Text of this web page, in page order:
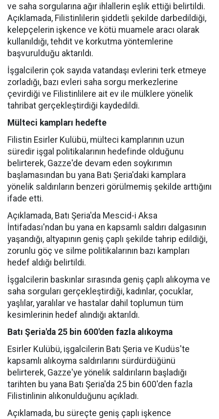
ve saha sorgularına ağır ihlallerin eşlik ettiği belirtildi.
Açıklamada, Filistinlilerin şiddetli şekilde darbedildiği,
kelepçelerin işkence ve kötü muamele aracı olarak
kullanıldığı, tehdit ve korkutma yöntemlerine
başvurulduğu aktarıldı.
İşgalcilerin çok sayıda vatandaşı evlerini terk etmeye
zorladığı, bazı evleri saha sorgu merkezlerine
çevirdiği ve Filistinlilere ait ev ile mülklere yönelik
tahribat gerçekleştirdiği kaydedildi.
Mülteci kampları hedefte
Filistin Esirler Kulübü, mülteci kamplarının uzun
süredir işgal politikalarının hedefinde olduğunu
belirterek, Gazze'de devam eden soykırımın
başlamasından bu yana Batı Şeria'daki kamplara
yönelik saldırıların benzeri görülmemiş şekilde arttığını
ifade etti.
Açıklamada, Batı Şeria'da Mescid-i Aksa
İntifadası'ndan bu yana en kapsamlı saldırı dalgasının
yaşandığı, altyapının geniş çaplı şekilde tahrip edildiği,
zorunlu göç ve silme politikalarının bazı kampları
hedef aldığı belirtildi.
İşgalcilerin baskınlar sırasında geniş çaplı alıkoyma ve
saha sorguları gerçekleştirdiği, kadınlar, çocuklar,
yaşlılar, yaralılar ve hastalar dahil toplumun tüm
kesimlerinin hedef alındığı aktarıldı.
Batı Şeria'da 25 bin 600'den fazla alıkoyma
Esirler Kulübü, işgalcilerin Batı Şeria ve Kudüs'te
kapsamlı alıkoyma saldırılarını sürdürdüğünü
belirterek, Gazze'ye yönelik saldırıların başladığı
tarihten bu yana Batı Şeria'da 25 bin 600'den fazla
Filistinlinin alıkonulduğunu açıkladı.
Açıklamada, bu süreçte geniş çaplı işkence